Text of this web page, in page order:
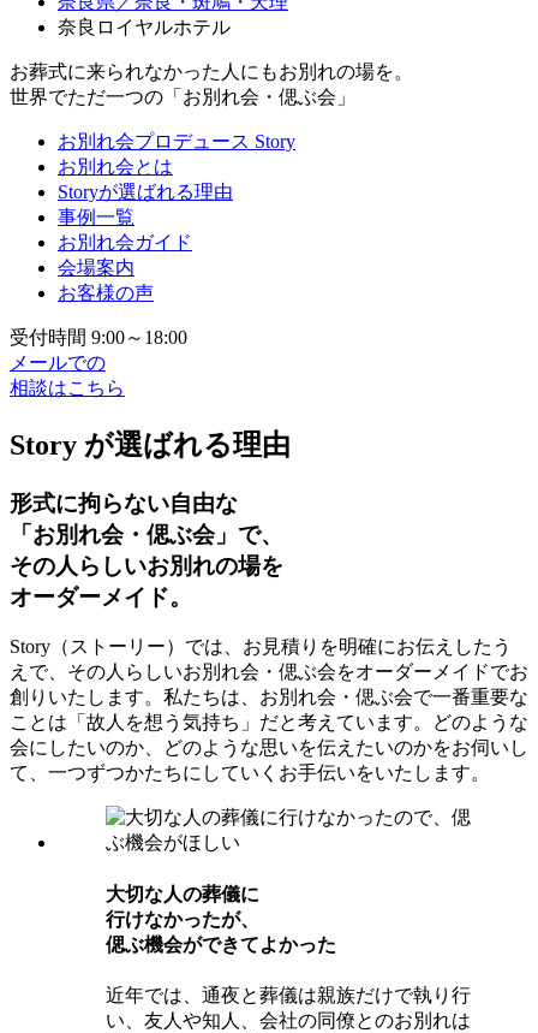
奈良ロイヤルホテル
お葬式に来られなかった人にもお別れの場を。
世界でただ一つの「お別れ会・偲ぶ会」
お別れ会プロデュース Story
お別れ会とは
Storyが選ばれる理由
事例一覧
お別れ会ガイド
会場案内
お客様の声
受付時間 9:00～18:00
メールでの
相談はこちら
Story が選ばれる理由
形式に拘らない自由な
「お別れ会・偲ぶ会」で、
その人らしいお別れの場を
オーダーメイド。
Story（ストーリー）では、お見積りを明確にお伝えしたう
えで、その人らしいお別れ会・偲ぶ会をオーダーメイドでお
創りいたします。私たちは、お別れ会・偲ぶ会で一番重要な
ことは「故人を想う気持ち」だと考えています。どのような
会にしたいのか、どのような思いを伝えたいのかをお伺いし
て、一つずつかたちにしていくお手伝いをいたします。
⼤切な⼈の葬儀に
⾏けなかったが、
偲ぶ機会ができてよかった
近年では、通夜と葬儀は親族だけで執り行
い、友人や知人、会社の同僚とのお別れは